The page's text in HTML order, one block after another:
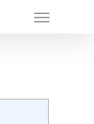
Menu